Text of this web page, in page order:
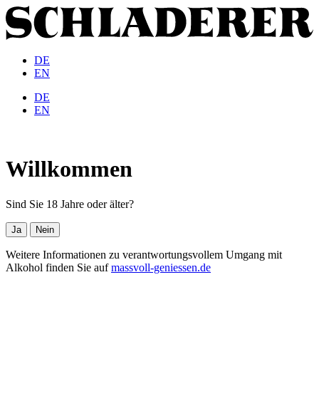
DE
EN
DE
EN
Willkommen
Sind Sie 18 Jahre oder älter?
Ja Nein
Weitere Informationen zu verantwortungsvollem Umgang mit
Alkohol finden Sie aufmassvoll-geniessen.de